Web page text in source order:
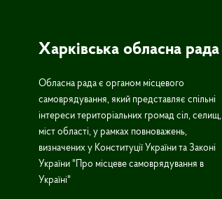
Харківська обласна рада
Обласна рада є органом місцевого
самоврядування, який представляє спільні
інтереси територіальних громад сіл, селищ,
міст області, у рамках повноважень,
визначених у Конституції України та Законі
України "Про місцеве самоврядування в
Україні"